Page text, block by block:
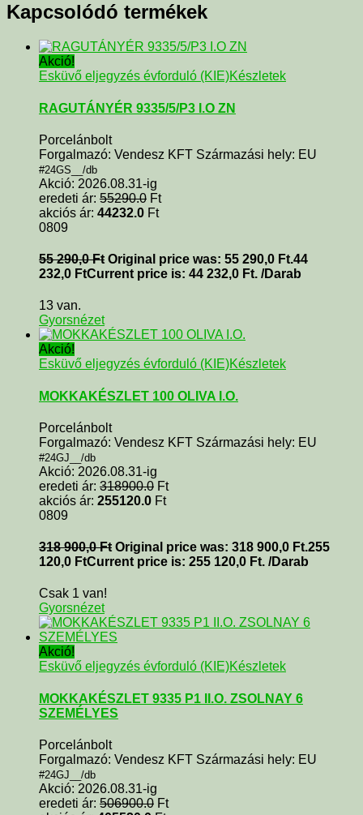
Kapcsolódó termékek
Akció!
Esküvő eljegyzés évforduló (KIE)Készletek
RAGUTÁNYÉR 9335/5/P3 I.O ZN
Porcelánbolt
Forgalmazó: Vendesz KFT Származási hely: EU
#24GS__/db
Akció: 2026.08.31-ig
eredeti ár: 55290.0 Ft
akciós ár: 44232.0 Ft
0809
55 290,0Ft Original price was: 55 290,0 Ft.44
232,0 FtCurrent price is: 44 232,0 Ft. /Darab
13 van.
Gyorsnézet
Akció!
Esküvő eljegyzés évforduló (KIE)Készletek
MOKKAKÉSZLET 100 OLIVA I.O.
Porcelánbolt
Forgalmazó: Vendesz KFT Származási hely: EU
#24GJ__/db
Akció: 2026.08.31-ig
eredeti ár: 318900.0 Ft
akciós ár: 255120.0 Ft
0809
318 900,0Ft Original price was: 318 900,0 Ft.255
120,0 FtCurrent price is: 255 120,0 Ft. /Darab
Csak 1 van!
Gyorsnézet
Akció!
Esküvő eljegyzés évforduló (KIE)Készletek
MOKKAKÉSZLET 9335 P1 II.O. ZSOLNAY 6
SZEMÉLYES
Porcelánbolt
Forgalmazó: Vendesz KFT Származási hely: EU
#24GJ__/db
Akció: 2026.08.31-ig
eredeti ár: 506900.0 Ft